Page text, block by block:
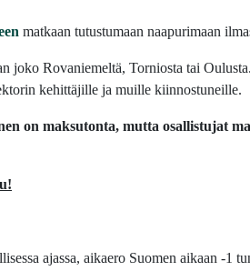
matkaan tutustumaan naapurimaan
joko Rovaniemeltä, Torniosta tai
kehittäjille ja muille kiinnostuneille.
on maksutonta, mutta osallistujat
ajassa, aikaero Suomen aikaan -1